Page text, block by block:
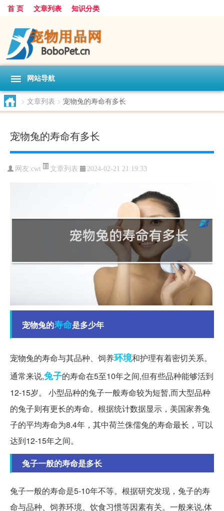
首 页 文章列表 知识分类
网站导航
> 文章列表 > 宠物兔的寿命有多长
宠物兔的寿命有多长
网友:cwt 文章列表 2024-02-21 21:19:33
宠物兔的寿命是多少年
宠物兔的寿命与其品种、饲养环境和护理有着密切关系。
通常来说,兔子的寿命在5至10年之间,但有些品种能够活到
12-15岁。 小型品种的兔子一般寿命较为短暂,而大型品种
的兔子则有更长的寿命。根据统计数据显示，美国家养兔
子的平均寿命为8.4年，其中荷兰侏儒兔的寿命最长，可以
达到12-15年之间。
兔子一般的寿命是多长
兔子一般的寿命是5-10年不等。根据研究发现，兔子的寿
命与品种、饲养环境、饮食习惯等因素有关。一般来说,体